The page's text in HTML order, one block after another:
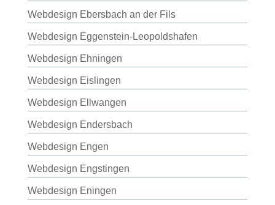
Webdesign Ebersbach an der Fils
Webdesign Eggenstein-Leopoldshafen
Webdesign Ehningen
Webdesign Eislingen
Webdesign Ellwangen
Webdesign Endersbach
Webdesign Engen
Webdesign Engstingen
Webdesign Eningen